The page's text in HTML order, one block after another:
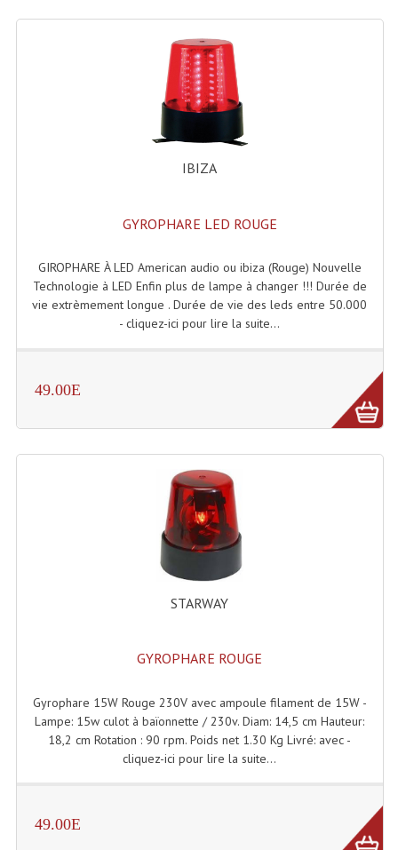
Enceintes Et Caissons Basses
Packs Sono
Enceintes Amplifiées Actives
Enceintes, Système Amplifiés
Caisson De Basse Amplifié
Caissons De Basses
Enceintes Autonomes Portables Amplifiées
Enceintes Monitoring
Filtres Actifs, Correcteurs
Haut-Parleurs Moteurs Tweeters Filtres
Haut Parleurs Sono
Moteurs Pavillons Pour Enceinte
Tweeters Pour Enceintes
IBIZA
GYROPHARE LED ROUGE
GIROPHARE À LED American audio ou ibiza (Rouge) Nouvelle
Technologie à LED Enfin plus de lampe à changer !!! Durée de
vie extrèmement longue . Durée de vie des leds entre 50.000
- cliquez-ici pour lire la suite...
49.00E
STARWAY
GYROPHARE ROUGE
Gyrophare 15W Rouge 230V avec ampoule filament de 15W -
Lampe: 15w culot à baïonnette / 230v. Diam: 14,5 cm Hauteur:
18,2 cm Rotation : 90 rpm. Poids net 1.30 Kg Livré: avec -
cliquez-ici pour lire la suite...
49.00E